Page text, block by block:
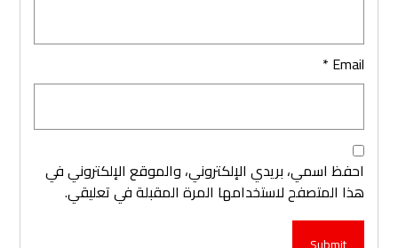
Email
*
احفظ اسمي، بريدي الإلكتروني، والموقع الإلكتروني في
هذا المتصفح لاستخدامها المرة المقبلة في تعليقي.